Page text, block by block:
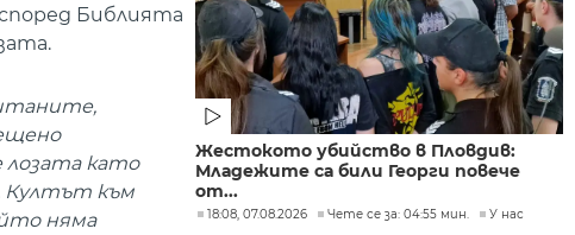
Библията
лозата като
Култът към
няма
Жестокото убийство в Пловдив:
Младежите са били Георги повече
от...
18:08, 07.08.2026 Чете се за: 04:55 мин. У нас